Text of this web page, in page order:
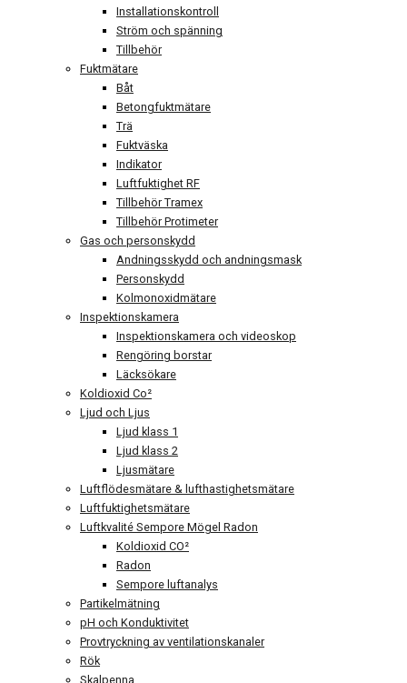
Installationskontroll
Ström och spänning
Tillbehör
Fuktmätare
Båt
Betongfuktmätare
Trä
Fuktväska
Indikator
Luftfuktighet RF
Tillbehör Tramex
Tillbehör Protimeter
Gas och personskydd
Andningsskydd och andningsmask
Personskydd
Kolmonoxidmätare
Inspektionskamera
Inspektionskamera och videoskop
Rengöring borstar
Läcksökare
Koldioxid Co²
Ljud och Ljus
Ljud klass 1
Ljud klass 2
Ljusmätare
Luftflödesmätare & lufthastighetsmätare
Luftfuktighetsmätare
Luftkvalité Sempore Mögel Radon
Koldioxid CO²
Radon
Sempore luftanalys
Partikelmätning
pH och Konduktivitet
Provtryckning av ventilationskanaler
Rök
Skalpenna